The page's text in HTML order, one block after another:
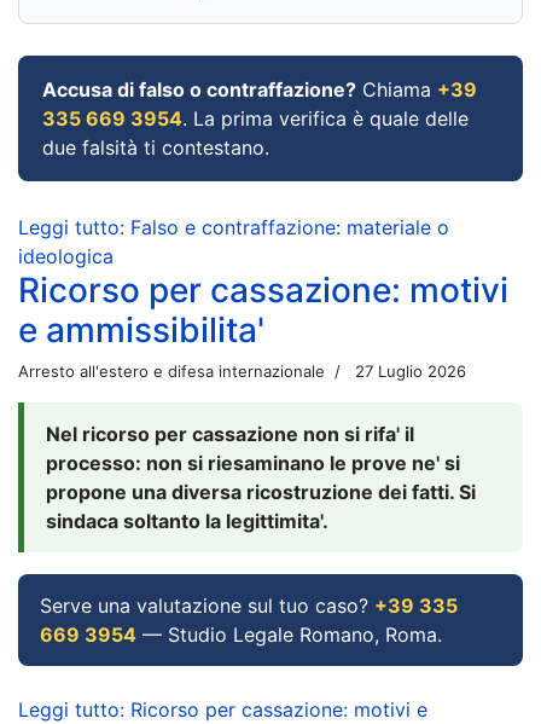
Accusa di falso o contraffazione? Chiama +39
335 669 3954. La prima verifica è quale delle
due falsità ti contestano.
Leggi tutto: Falso e contraffazione: materiale o
ideologica
Ricorso per cassazione: motivi
e ammissibilita'
Arresto all'estero e difesa internazionale 27 Luglio 2026
Nel ricorso per cassazione non si rifa' il
processo: non si riesaminano le prove ne' si
propone una diversa ricostruzione dei fatti. Si
sindaca soltanto la legittimita'.
Serve una valutazione sul tuo caso? +39 335
669 3954 — Studio Legale Romano, Roma.
Leggi tutto: Ricorso per cassazione: motivi e